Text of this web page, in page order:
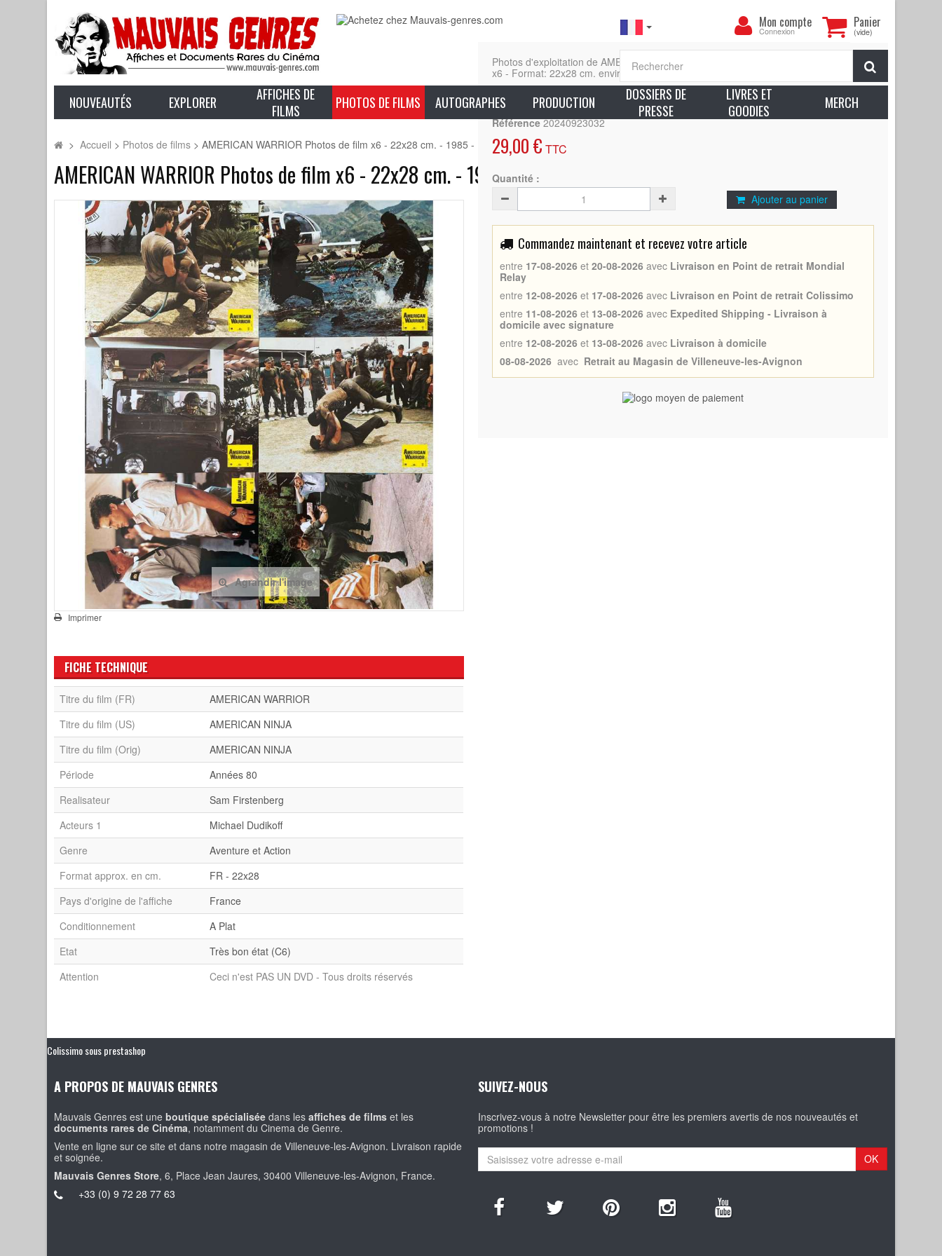
Panier
(vide)
Mon
compte
Mon compte
Connexion
NOUVEAUTÉS EXPLORER
AFFICHES DE
FILMS
PHOTOS DE FILMS AUTOGRAPHES PRODUCTION
DOSSIERS DE
PRESSE
LIVRES ET
GOODIES
MERCH
> Accueil > Photos de films > AMERICAN WARRIOR Photos de film x6 - 22x28 cm. - 1985 - Michael Dudikoff, Sam Firstenberg
AMERICAN WARRIOR Photos de film x6 - 22x28 cm. - 1985 - Michael Dudikoff, Sam Firstenberg
Agrandir l'image
Imprimer
Photos d'exploitation de AMERICAN WARRIOR (AMERICAN NINJA - 1985 - France)
x6 - Format: 22x28 cm. environ. - Très bon état (C6) Scotchs
En savoir plus sur l’état des produits
Référence 20240923032
29,00 € TTC
Quantité :
Ajouter au panier
Commandez maintenant et recevez votre article
entre 17-08-2026 et 20-08-2026 avec Livraison en Point de retrait Mondial
Relay
entre 12-08-2026 et 17-08-2026 avec Livraison en Point de retrait Colissimo
entre 11-08-2026 et 13-08-2026 avec Expedited Shipping - Livraison à
domicile avec signature
entre 12-08-2026 et 13-08-2026 avec Livraison à domicile
08-08-2026 avec Retrait au Magasin de Villeneuve-les-Avignon
FICHE TECHNIQUE
Titre du film (FR)
AMERICAN WARRIOR
Titre du film (US)
AMERICAN NINJA
Titre du film (Orig)
AMERICAN NINJA
Période
Années 80
Realisateur
Sam Firstenberg
Acteurs 1
Michael Dudikoff
Genre
Aventure et Action
Format approx. en cm.
FR - 22x28
Pays d'origine de l'affiche
France
Conditionnement
A Plat
Etat
Très bon état (C6)
Attention
Ceci n'est PAS UN DVD - Tous droits réservés
Colissimo sous prestashop
A PROPOS DE MAUVAIS GENRES
Mauvais Genres est uneboutique spécialisée dans lesaffiches de films et les
documents rares de Cinéma, notamment du Cinema de Genre.
Vente en ligne sur ce site et dans notre magasin de Villeneuve-les-Avignon. Livraison rapide
et soignée.
Mauvais Genres Store, 6, Place Jean Jaures, 30400 Villeneuve-les-Avignon, France.
+33 (0) 9 72 28 77 63
SUIVEZ-NOUS
Inscrivez-vous à notre Newsletter pour être les premiers avertis de nos nouveautés et
promotions !
OK